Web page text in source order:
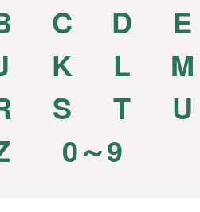
C D E
K L M
S T U
0～9